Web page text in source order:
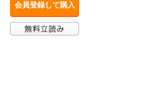
会員登録して購入